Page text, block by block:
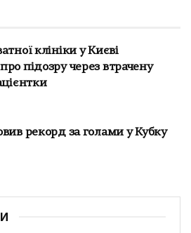
клініки у Києві
підозру через втрачену
рекорд за голами у Кубку